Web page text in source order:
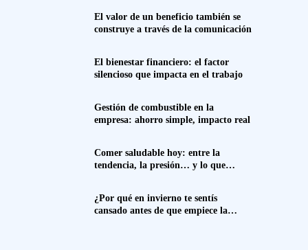
El valor de un beneficio también se
construye a través de la comunicación
El bienestar financiero: el factor
silencioso que impacta en el trabajo
Gestión de combustible en la
empresa: ahorro simple, impacto real
Comer saludable hoy: entre la
tendencia, la presión… y lo que
¿Por qué en invierno te sentís
cansado antes de que empiece la